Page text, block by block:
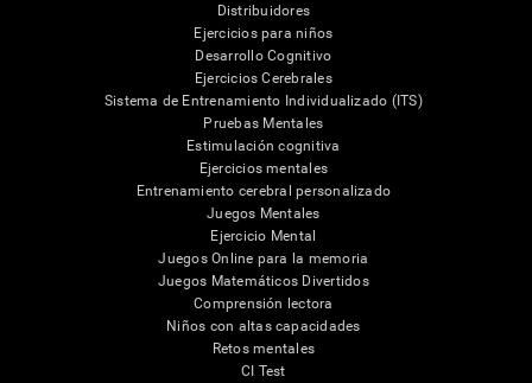
Distribuidores
Ejercicios para niños
Desarrollo Cognitivo
Ejercicios Cerebrales
Sistema de Entrenamiento Individualizado (ITS)
Pruebas Mentales
Estimulación cognitiva
Ejercicios mentales
Entrenamiento cerebral personalizado
Juegos Mentales
Ejercicio Mental
Juegos Online para la memoria
Juegos Matemáticos Divertidos
Comprensión lectora
Niños con altas capacidades
Retos mentales
CI Test